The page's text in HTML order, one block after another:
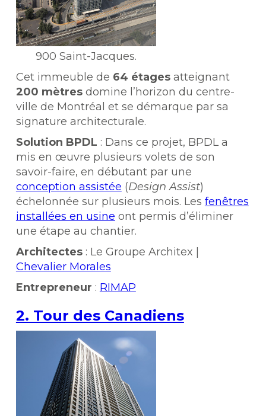
900 Saint-Jacques.
Cet immeuble de 64 étagesatteignant
200 mètresdomine l’horizon du centre-
ville de Montréal et se démarque par sa
signature architecturale.
Solution BPDL : Dans ce projet, BPDL a
mis en œuvre plusieurs volets de son
savoir-faire, en débutant par une
conception assistée (Design Assist)
échelonnée sur plusieurs mois. Les fenêtres
installées en usine ont permis d’éliminer
une étape au chantier.
Architectes: Le Groupe Architex |
Chevalier Morales
Entrepreneur : RIMAP
2. Tour des Canadiens